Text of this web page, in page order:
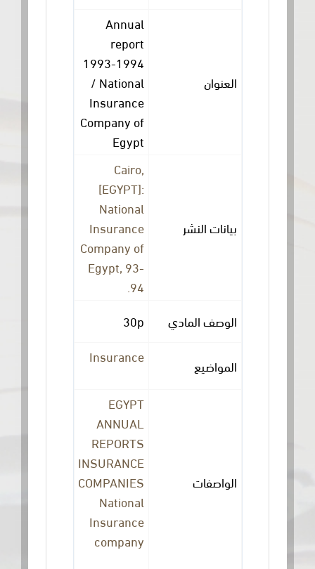
Annual
report
1993-1994
/ National
Insurance
Company of
بيانات النشر
[EGYPT]:
National
Insurance
Company of
Egypt, 93-
الوصف المادي
30p
المواضيع
Insurance
الواصفات
EGYPT
ANNUAL
REPORTS
INSURANCE
COMPANIES
National
Insurance
company